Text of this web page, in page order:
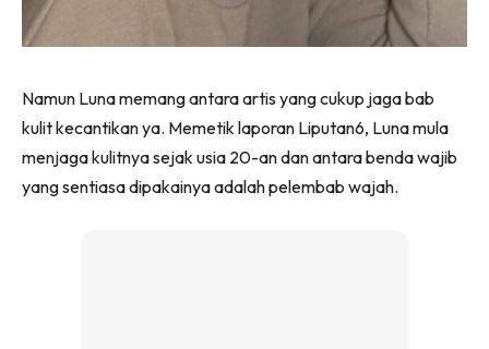
Namun Luna memang antara artis yang cukup jaga bab
kulit kecantikan ya. Memetik laporan Liputan6, Luna mula
menjaga kulitnya sejak usia 20-an dan antara benda wajib
yang sentiasa dipakainya adalah pelembab wajah.